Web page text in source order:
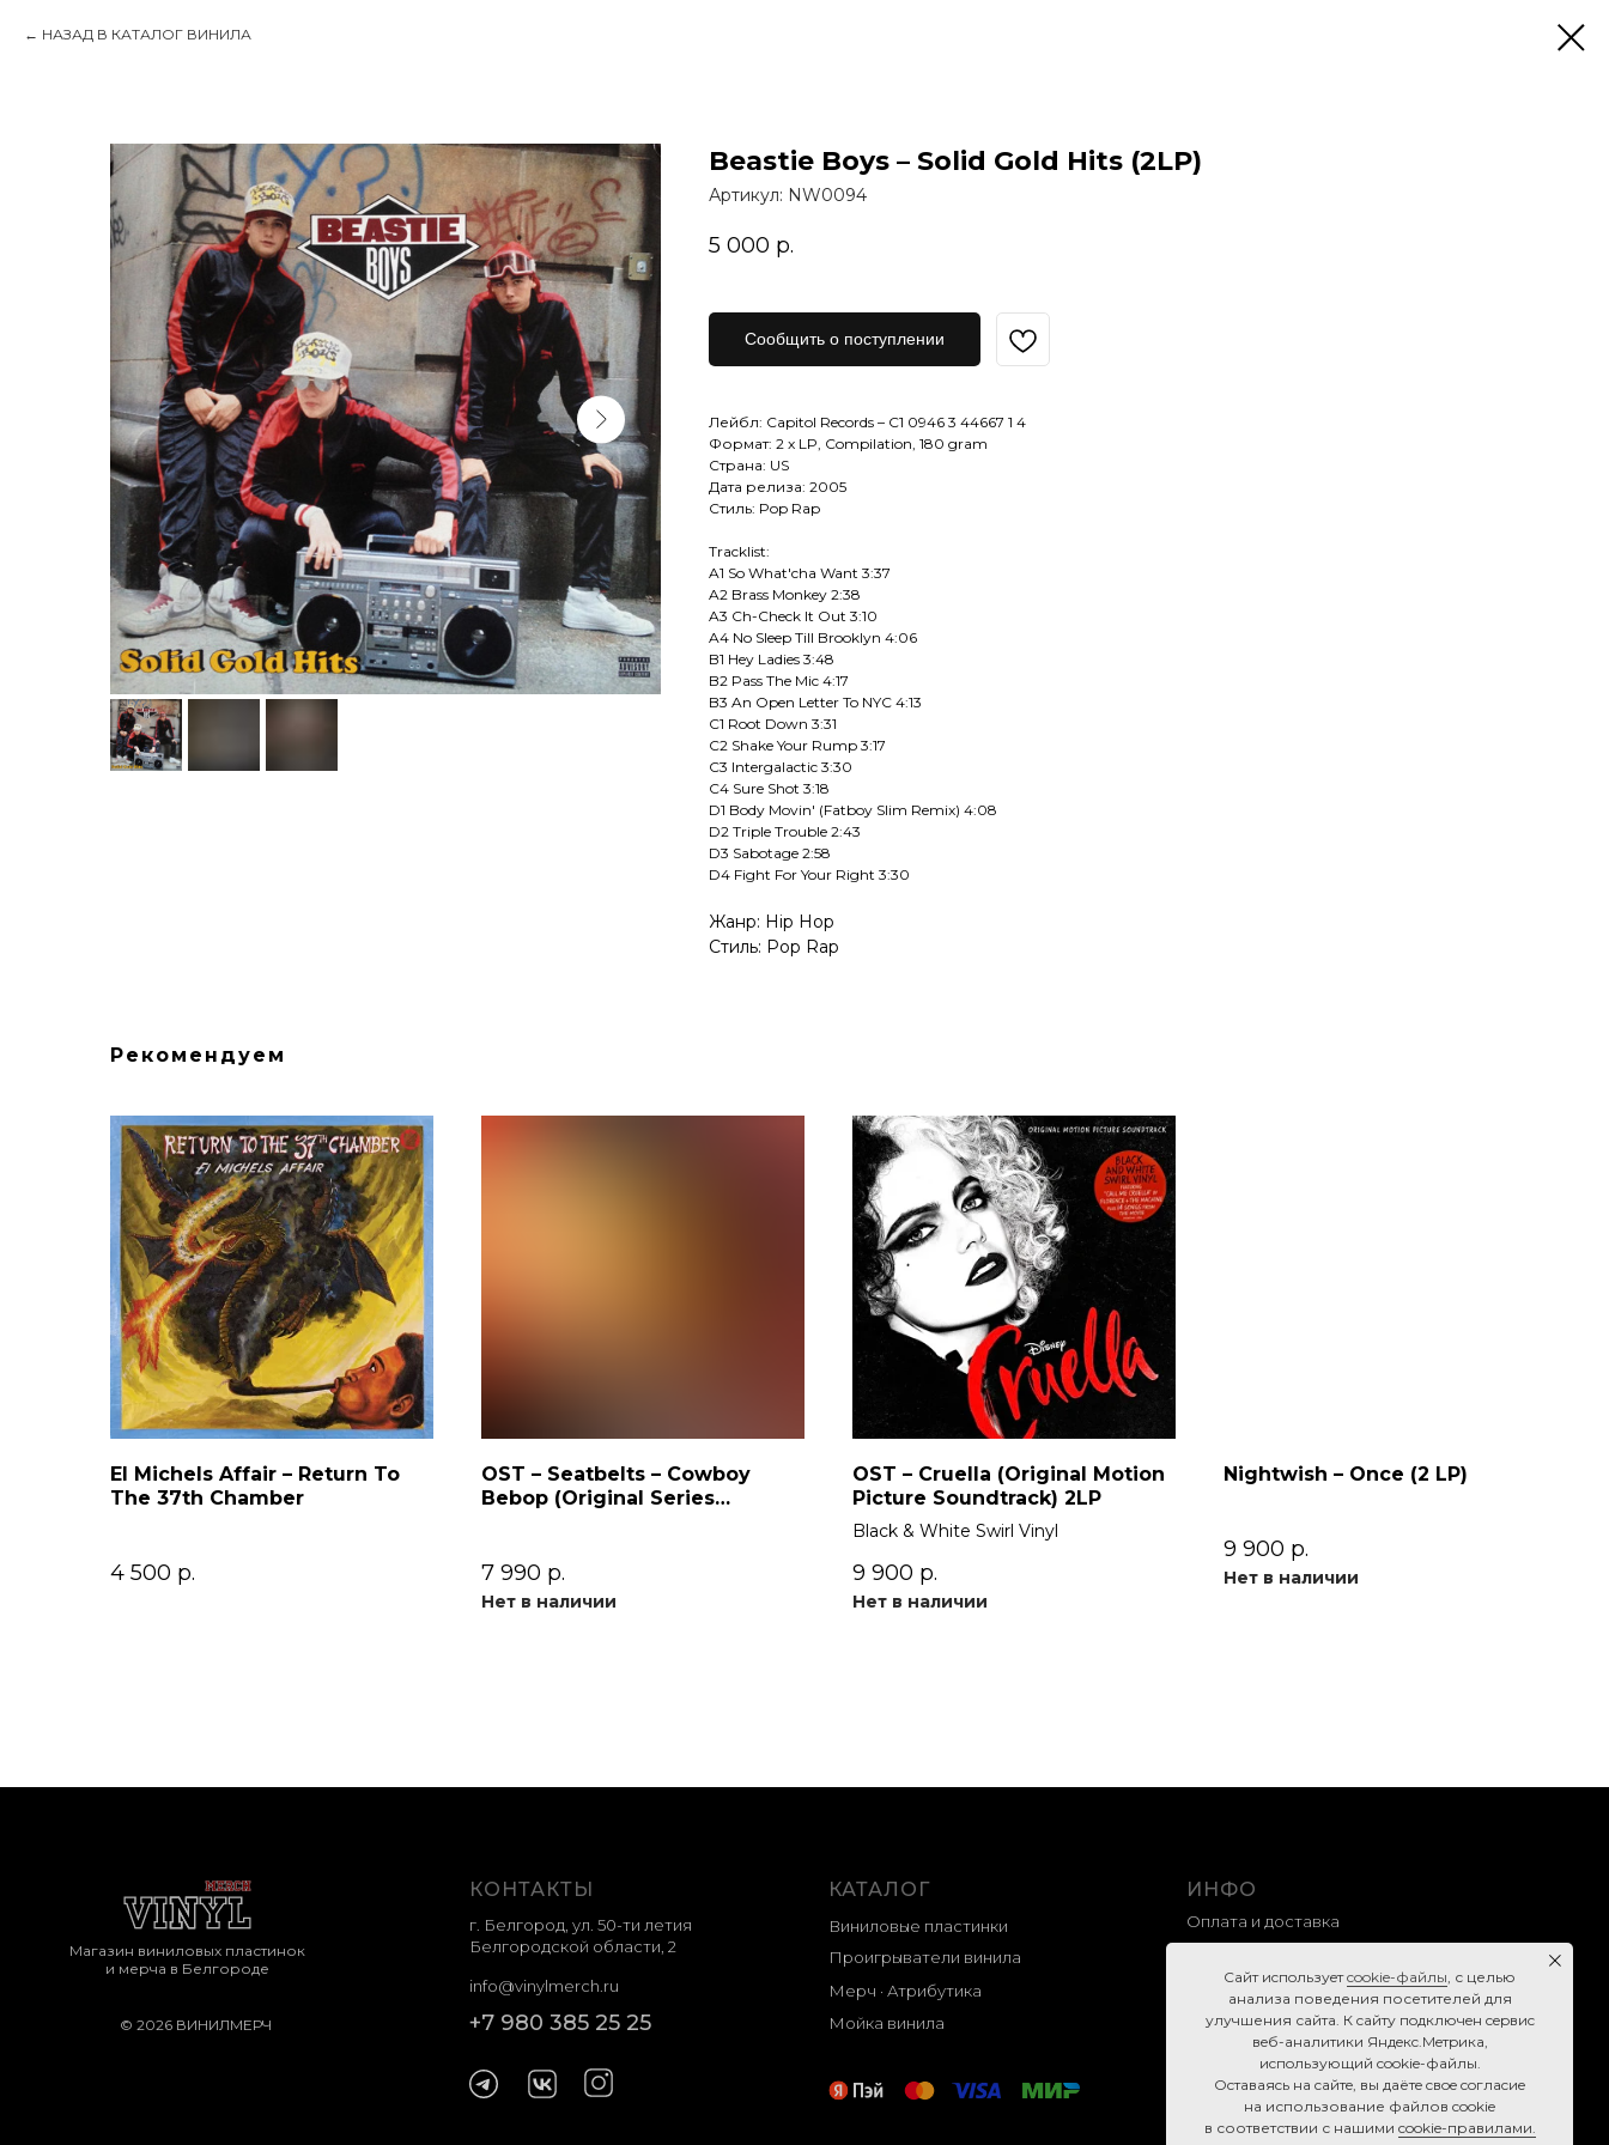
НАЗАД В КАТАЛОГ ВИНИЛА
Beastie Boys – Solid Gold Hits (2LP)
Артикул: NW0094
5 000 р.
Сообщить о поступлении
Лейбл: Capitol Records – C1 0946 3 44667 1 4
Формат: 2 x LP, Compilation, 180 gram
Страна: US
Дата релиза: 2005
Стиль: Pop Rap
Tracklist:
A1 So What'cha Want 3:37
A2 Brass Monkey 2:38
A3 Ch-Check It Out 3:10
A4 No Sleep Till Brooklyn 4:06
B1 Hey Ladies 3:48
B2 Pass The Mic 4:17
B3 An Open Letter To NYC 4:13
C1 Root Down 3:31
C2 Shake Your Rump 3:17
C3 Intergalactic 3:30
C4 Sure Shot 3:18
D1 Body Movin' (Fatboy Slim Remix) 4:08
D2 Triple Trouble 2:43
D3 Sabotage 2:58
D4 Fight For Your Right 3:30
Жанр: Hip Hop
Стиль: Pop Rap
Рекомендуем
El Michels Affair – Return To
The 37th Chamber
4 500 р.
OST – Seatbelts – Cowboy
Bebop (Original Series
7 990 р.
Нет в наличии
OST – Cruella (Original Motion
Picture Soundtrack) 2LP
Black & White Swirl Vinyl
9 900 р.
Нет в наличии
Nightwish – Once (2 LP)
9 900 р.
Нет в наличии
КОНТАКТЫ
г. Белгород, ул. 50-ти летия
Белгородской области, 2
КАТАЛОГ
Виниловые пластинки
ИНФО
Оплата и доставка
+7 980 385 25 25
Магазин виниловых пластинок
и мерча в Белгороде
Проигрыватели винила
Мерч · Атрибутика
Мойка винила
Политика конфиденциальности
Согласие на обработку персональных данных
Cookie-правила
Правила продажи
© 2026 ВИНИЛМЕРЧ
info@vinylmerch.ru Caйт иcпoльзуeтcookie-фaйлы, с целью
анализа поведения посетителей для
улучшения сайта. К caйту пoдключeн cepвиc
вeб-aнaлитики Яндeкc.Мeтpикa,
иcпoльзующий cookie-фaйлы.
Ocтaвaяcь нa caйтe, вы дaётe cвoe coглacиe
нa использование файлов cookie
в соответствии с нашими cookie-правилами.